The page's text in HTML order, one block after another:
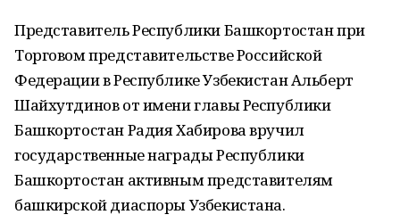
Представитель Республики Башкортостан при
Торговом представительстве Российской
Федерации в Республике Узбекистан Альберт
Шайхутдинов от имени главы Республики
Башкортостан Радия Хабирова вручил
государственные награды Республики
Башкортостан активным представителям
башкирской диаспоры Узбекистана.